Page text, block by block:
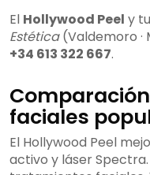
El Hollywood Peel y
Estética(Valdemoro ·
+34 613 322 667.
faciales
El Hollywood Peel
activo y láser